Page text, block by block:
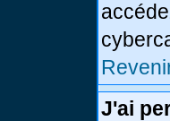
J'ai